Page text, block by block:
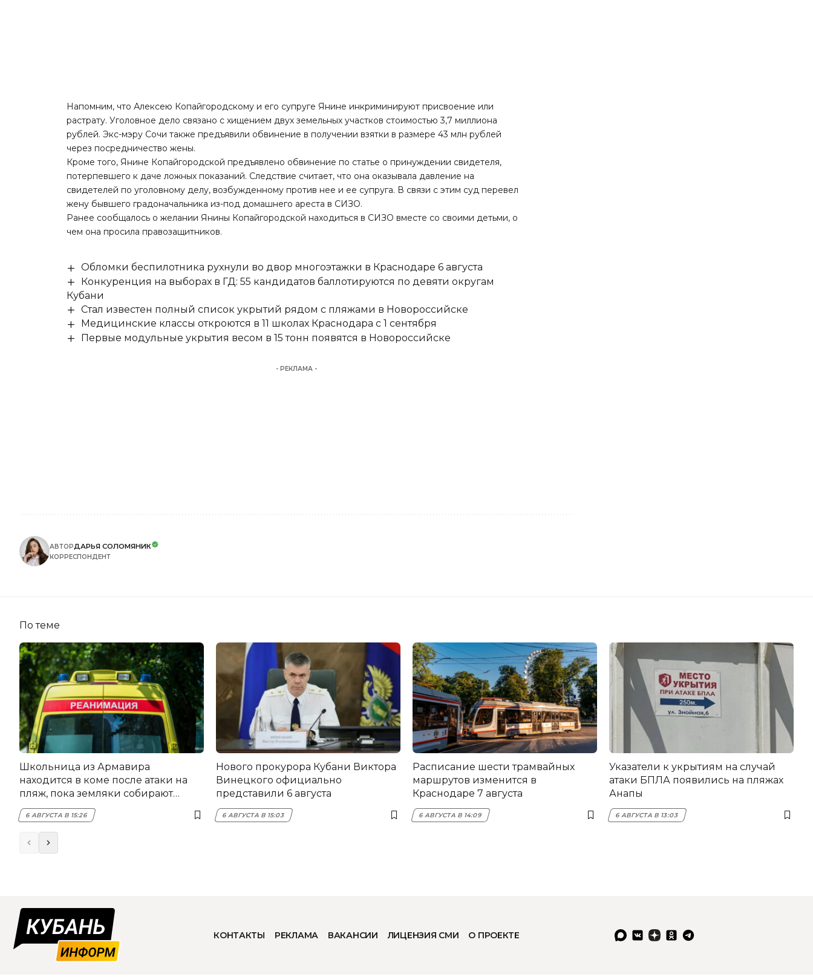
Напомним, что Алексею Копайгородскому и его супруге Янине инкриминируют присвоение или
растрату. Уголовное дело связано с хищением двух земельных участков стоимостью 3,7 миллиона
рублей. Экс-мэру Сочи также предъявили обвинение в получении взятки в размере 43 млн рублей
через посредничество жены.
Кроме того, Янине Копайгородской предъявлено обвинение по статье о принуждении свидетеля,
потерпевшего к даче ложных показаний. Следствие считает, что она оказывала давление на
свидетелей по уголовному делу, возбужденному против нее и ее супруга. В связи с этим суд перевел
жену бывшего градоначальника из-под домашнего ареста в СИЗО.
Ранее сообщалось о желании Янины Копайгородской находиться в СИЗО вместе со своими детьми, о
чем она просила правозащитников.
Обломки беспилотника рухнули во двор многоэтажки в Краснодаре 6 августа
Конкуренция на выборах в ГД: 55 кандидатов баллотируются по девяти округам
Кубани
Стал известен полный список укрытий рядом с пляжами в Новороссийске
Медицинские классы откроются в 11 школах Краснодара с 1 сентября
Первые модульные укрытия весом в 15 тонн появятся в Новороссийске
- РЕКЛАМА -
АВТОРДАРЬЯ СОЛОМЯНИК
КОРРЕСПОНДЕНТ
По теме
Школьница из Армавира
находится в коме после атаки на
пляж, пока земляки собирают
помощь
6 АВГУСТА В 15:26
Нового прокурора Кубани Виктора
Винецкого официально
представили 6 августа
6 АВГУСТА В 15:03
Расписание шести трамвайных
маршрутов изменится в
Краснодаре 7 августа
6 АВГУСТА В 14:09
Указатели к укрытиям на случай
атаки БПЛА появились на пляжах
Анапы
6 АВГУСТА В 13:03
КОНТАКТЫ РЕКЛАМА ВАКАНСИИ ЛИЦЕНЗИЯ СМИ О ПРОЕКТЕ